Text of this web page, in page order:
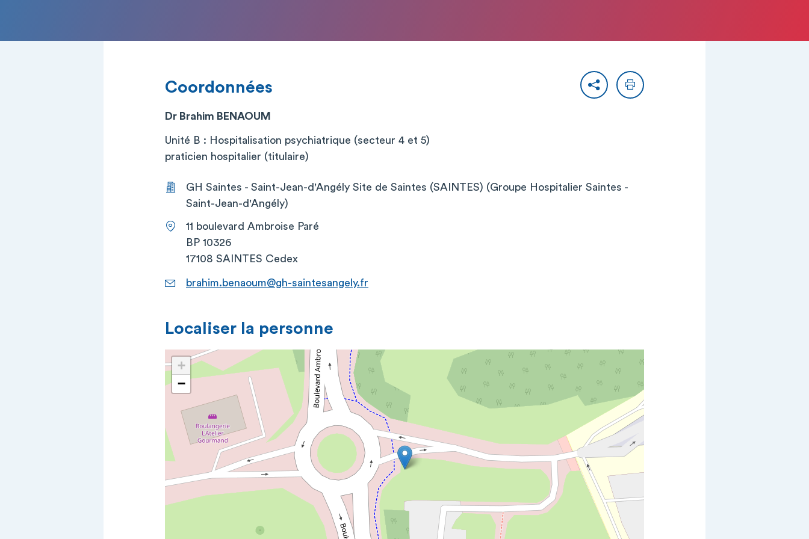
PartagerImprimer
Coordonnées
Dr Brahim BENAOUM
Unité B : Hospitalisation psychiatrique (secteur 4 et 5)
praticien hospitalier (titulaire)
GH Saintes - Saint-Jean-d'Angély Site de Saintes (SAINTES) (Groupe Hospitalier Saintes -
Saint-Jean-d'Angély)
11 boulevard Ambroise Paré
BP 10326
17108 SAINTES Cedex
brahim.benaoum@gh-saintesangely.fr
Localiser la personne
+
−